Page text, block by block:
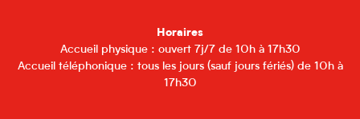
Horaires
Accueil physique : ouvert 7j/7 de 10h à 17h30
Accueil téléphonique : tous les jours (sauf jours fériés) de 10h à
17h30